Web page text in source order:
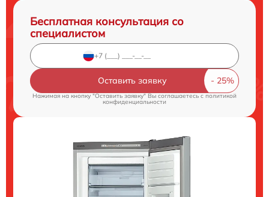
Бесплатная консультация со
специалистом
Оставить заявку
Нажимая на кнопку "Оставить заявку" Вы соглашаетесь cполитикой
конфиденциальности